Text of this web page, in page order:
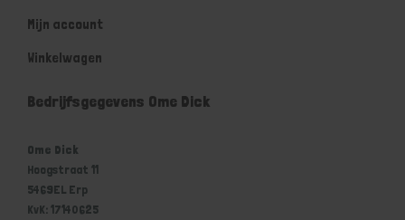
Mijn account
Winkelwagen
Bedrijfsgegevens Ome Dick
Ome Dick
Hoogstraat 11
5469EL Erp
KvK: 17140625